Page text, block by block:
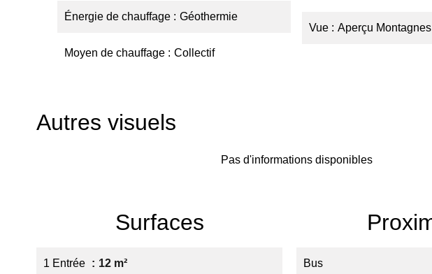
Énergie de chauffage Géothermie
Moyen de chauffage Collectif
Vue Aperçu Montagnes
Autres visuels
Pas d'informations disponibles
Surfaces
1 Entrée 12 m² Bus